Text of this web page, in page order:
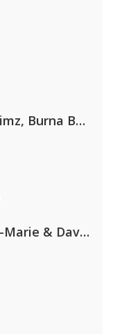
Coldplay ft. Little Simz, Burna Boy, Elyanna & Tini
Clean Bandit, Anne-Marie & David Guetta